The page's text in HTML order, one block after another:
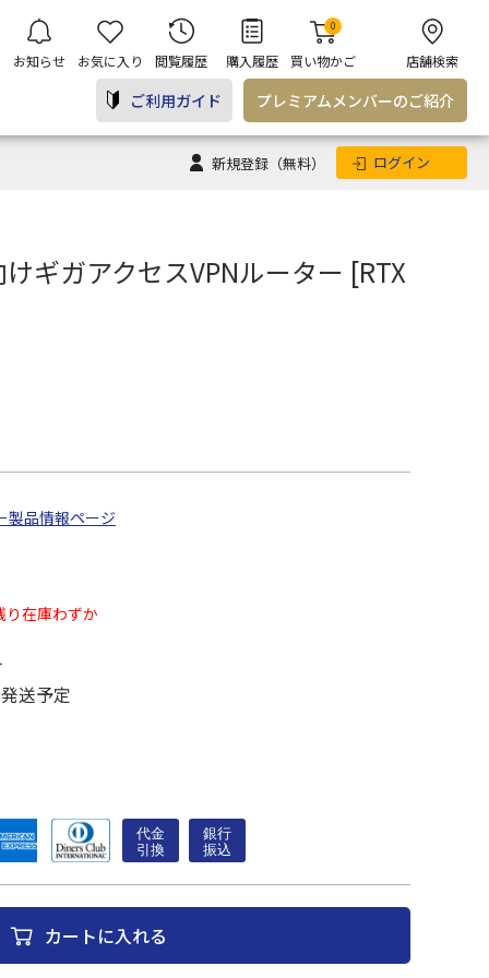
お知らせ お気に入り 閲覧履歴 購入履歴 買い物かご
0
店舗検索
ご利用ガイド プレミアム メンバーのご紹介
新規登録 （無料） ログイン
ギガアクセスVPNルーター [RTX
製品情報ページ
り在庫わずか
送予定
カートに入れる